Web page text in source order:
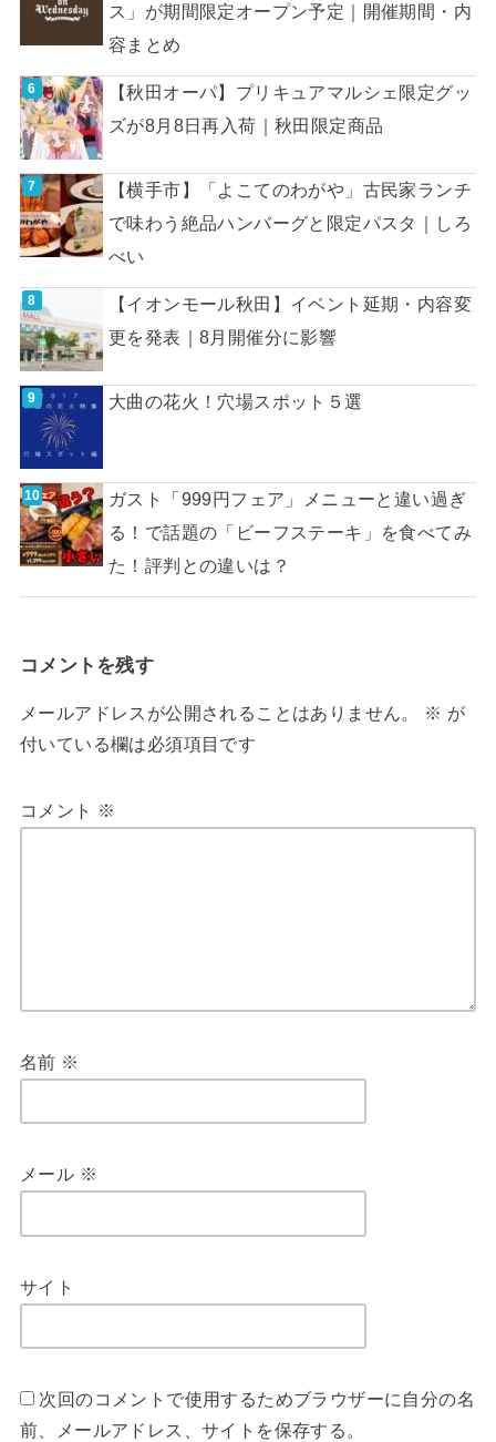
ス」が期間限定オープン予定｜開催期間・内
容まとめ
【秋田オーパ】プリキュアマルシェ限定グッ
ズが8月8日再入荷｜秋田限定商品
【横手市】「よこてのわがや」古民家ランチ
で味わう絶品ハンバーグと限定パスタ｜しろ
べい
【イオンモール秋田】イベント延期・内容変
更を発表｜8月開催分に影響
大曲の花火！穴場スポット５選
ガスト「999円フェア」メニューと違い過ぎ
る！で話題の「ビーフステーキ」を食べてみ
た！評判との違いは？
コメントを残す
メールアドレスが公開されることはありません。 ※ が
付いている欄は必須項目です
コメント ※
名前 ※
メール ※
サイト
次回のコメントで使用するためブラウザーに自分の名
前、メールアドレス、サイトを保存する。